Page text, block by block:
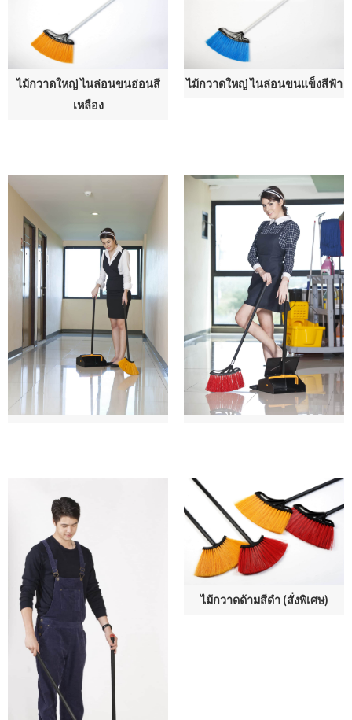
ไม้กวาดใหญ่ ไนล่อนขนอ่อนสี
เหลือง
ไม้กวาดใหญ่ ไนล่อนขนแข็งสีฟ้า
ไม้กวาดด้ามสีดำ (สั่งพิเศษ)